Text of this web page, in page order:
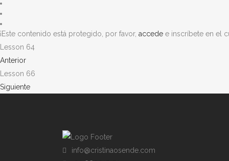
¡Este contenido está protegido, por favor, accede e inscríbete en el
Lesson 64
Anterior
Lesson 66
Siguiente
info@cristinaosende.com